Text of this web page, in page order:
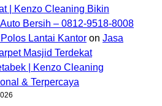
| Kenzo Cleaning Bikin
Bersih – 0812-9518-8008
Lantai Kantor on Jasa
Masjid Terdekat
| Kenzo Cleaning
& Terpercaya